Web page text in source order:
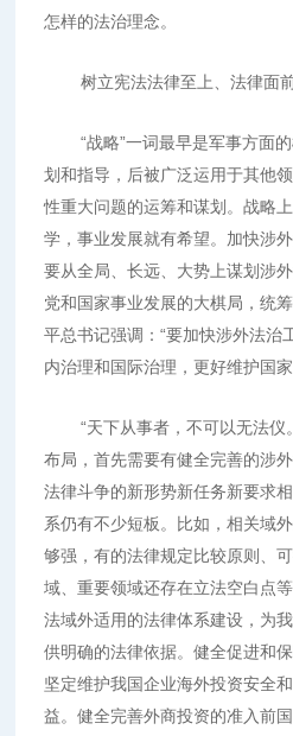
怎样的法治理念。
树立宪法法律至上、法律面
“战略”一词最早是军事方面
划和指导，后被广泛运用于其他
性重大问题的运筹和谋划。战略
学，事业发展就有希望。加快涉
要从全局、长远、大势上谋划涉
党和国家事业发展的大棋局，统
平总书记强调：“要加快涉外法治
内治理和国际治理，更好维护国
“天下从事者，不可以无法仪
布局，首先需要有健全完善的涉
法律斗争的新形势新任务新要求
系仍有不少短板。比如，相关域
够强，有的法律规定比较原则、
域、重要领域还存在立法空白点
法域外适用的法律体系建设，为
供明确的法律依据。健全促进和
坚定维护我国企业海外投资安全
益。健全完善外商投资的准入前